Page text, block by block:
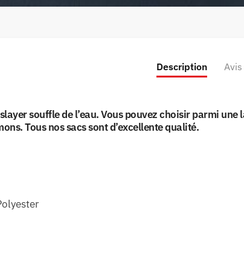
Description Avis
souffle de l’eau. Vous pouvez choisir parmi
Tous nos sacs sont d’excellente qualité.